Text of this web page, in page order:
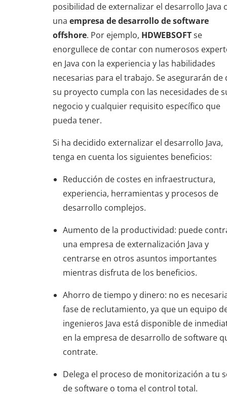
posibilidad de externalizar el desarrollo Java
una empresa de desarrollo de software
offshore. Por ejemplo, HDWEBSOFTse
enorgullece de contar con numerosos
en Java con la experiencia y las habilidades
necesarias para el trabajo. Se asegurarán de
su proyecto cumpla con las necesidades de
negocio y cualquier requisito específico que
pueda tener.
Si ha decidido externalizar el desarrollo Java,
tenga en cuenta los siguientes beneficios:
Reducción de costes en infraestructura,
experiencia, herramientas y procesos de
desarrollo complejos.
Aumento de la productividad: puede
una empresa de externalización Java y
centrarse en otros asuntos importantes
mientras disfruta de los beneficios.
Ahorro de tiempo y dinero: no es
fase de reclutamiento, ya que un equipo
ingenieros Java está disponible de
en la empresa de desarrollo de software
contrate.
Delega el proceso de monitorización a tu
de software o toma el control total.